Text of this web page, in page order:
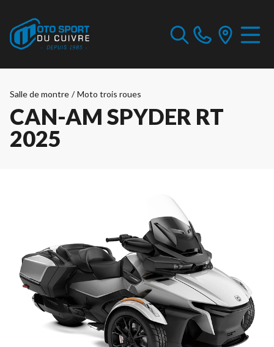
Salle de montre / Moto trois roues
CAN-AM SPYDER RT
2025